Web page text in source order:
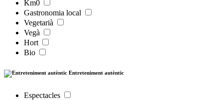
Km0
Gastronomia local
Vegetarià
Vegà
Hort
Bio
Entreteniment autèntic
Espectacles